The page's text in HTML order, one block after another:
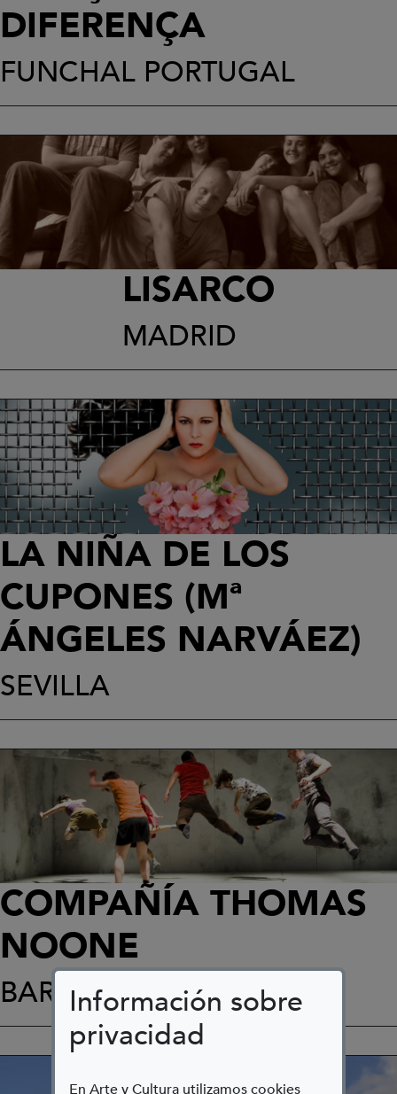
Información sobre
privacidad
En Arte y Cultura utilizamos cookies
DIFERENÇA
FUNCHAL PORTUGAL
LISARCO
MADRID
LA NIÑA DE LOS
CUPONES (Mª
ÁNGELES NARVÁEZ)
SEVILLA
COMPAÑÍA THOMAS
NOONE
BARCELONA